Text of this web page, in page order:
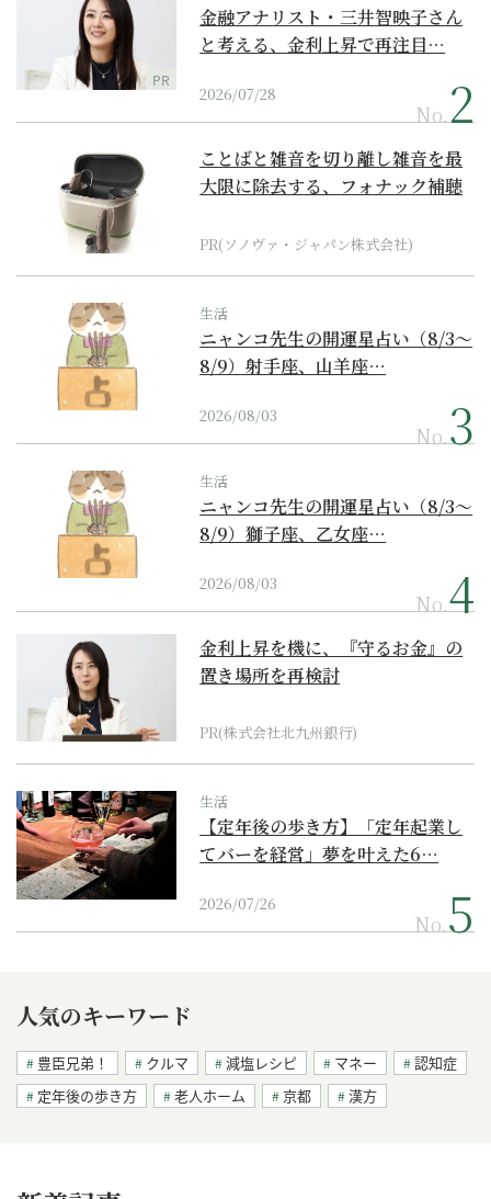
PR
金融アナリスト・三井智映子さん
と考える、金利上昇で再注目…
2026/07/28
No.
ことばと雑音を切り離し雑音を最
大限に除去する、フォナック補聴
PR(ソノヴァ・ジャパン株式会社)
生活
ニャンコ先生の開運星占い（8/3～
8/9）射手座、山羊座…
2026/08/03
No.
生活
ニャンコ先生の開運星占い（8/3～
8/9）獅子座、乙女座…
2026/08/03
No.
金利上昇を機に、『守るお金』の
置き場所を再検討
PR(株式会社北九州銀行)
生活
【定年後の歩き方】「定年起業し
てバーを経営」夢を叶えた6…
2026/07/26
No.
人気のキーワード
豊臣兄弟！ クルマ 減塩レシピ マネー
認知症
定年後の歩き方
老人ホーム 京都 漢方